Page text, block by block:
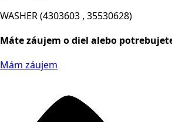
WASHER (4303603 , 35530628)
Máte záujem o diel alebo
Mám záujem